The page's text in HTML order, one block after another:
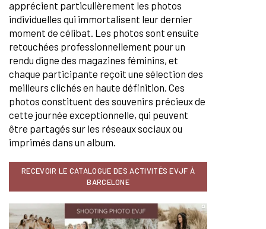
apprécient particulièrement les photos
individuelles qui immortalisent leur dernier
moment de célibat. Les photos sont ensuite
retouchées professionnellement pour un
rendu digne des magazines féminins, et
chaque participante reçoit une sélection des
meilleurs clichés en haute définition. Ces
photos constituent des souvenirs précieux de
cette journée exceptionnelle, qui peuvent
être partagés sur les réseaux sociaux ou
imprimés dans un album.
RECEVOIR LE CATALOGUE DES ACTIVITÉS EVJF À
BARCELONE